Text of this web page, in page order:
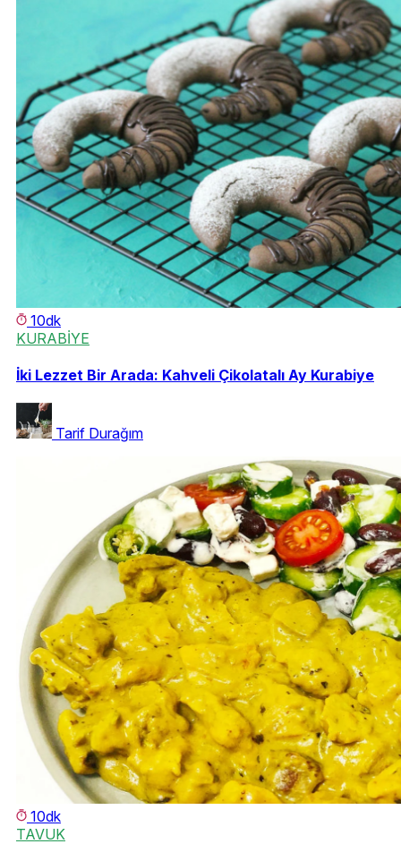
10dk
KURABİYE
İki Lezzet Bir Arada: Kahveli Çikolatalı Ay Kurabiye
Tarif Durağım
10dk
TAVUK